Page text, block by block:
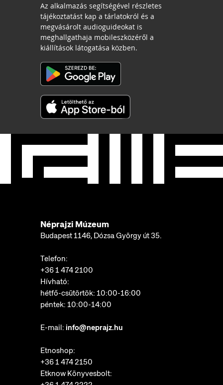
Az alkalmazás segítségével részletes
tájékoztatást kap a tárlatokról és a
megvásárolt audioguideokat is
meghallgathaja mobileszközéről a
kiállítások látogatása közben.
Néprajzi Múzeum
Budapest 1146, Dózsa György út 35.
Telefon:
+36 1 474 2100
Hívható:
hétfő-csütörtök: 10:00-16:00
péntek: 10:00-14:00
E-mail: info@neprajz.hu
Etnoshop:
+36 1 474 2150
Etknow Könyvesbolt: